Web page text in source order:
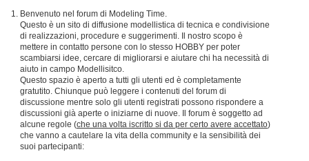
Benvenuto nel forum di Modeling Time.
Questo è un sito di diffusione modellistica di tecnica e condivisione
di realizzazioni, procedure e suggerimenti. Il nostro scopo è
mettere in contatto persone con lo stesso HOBBY per poter
scambiarsi idee, cercare di migliorarsi e aiutare chi ha necessità di
aiuto in campo Modellisitco.
Questo spazio è aperto a tutti gli utenti ed è completamente
gratutito. Chiunque può leggere i contenuti del forum di
discussione mentre solo gli utenti registrati possono rispondere a
discussioni già aperte o iniziarne di nuove. Il forum è soggetto ad
alcune regole (che una volta iscritto si da per certo avere accettato)
che vanno a cautelare la vita della community e la sensibilità dei
suoi partecipanti: